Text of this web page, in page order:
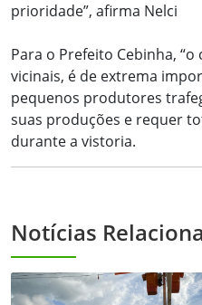
prioridade”, afirma Nelci
Para o Prefeito Cebinha,
vicinais, é de extrema
pequenos produtores
suas produções e requer
durante a vistoria.
Notícias